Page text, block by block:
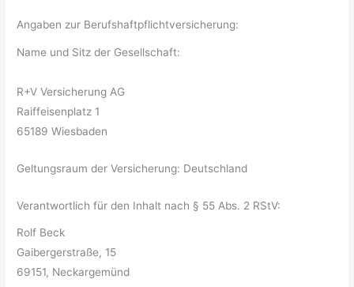
Angaben zur Berufshaftpflichtversicherung:
Name und Sitz der Gesellschaft:
R+V Versicherung AG
Raiffeisenplatz 1
65189 Wiesbaden
Geltungsraum der Versicherung: Deutschland
Verantwortlich für den Inhalt nach § 55 Abs. 2 RStV:
Rolf Beck
Gaibergerstraße, 15
69151, Neckargemünd